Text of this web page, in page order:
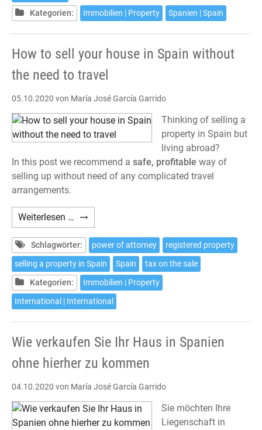
desde
sin
desplazarse
Kategorien:
Immobilien | Property Spanien | Spain
How to sell your house in Spain without
the need to travel
05.10.2020 von María José García Garrido
Thinking of selling a
property in Spain but
living abroad?
In this post we recommend a safe, profitable way of
selling up without need of any complicated travel
arrangements.
Weiterlesen … How
to
sell
your
house
in
Spain
need
travel
Schlagwörter: power of attorney
registered property
selling a property in Spain
Spain
tax on the sale
Kategorien:
Immobilien | Property
International | International
Wie verkaufen Sie Ihr Haus in Spanien
ohne hierher zu kommen
04.10.2020 von María José García Garrido
Sie möchten Ihre
Liegenschaft in